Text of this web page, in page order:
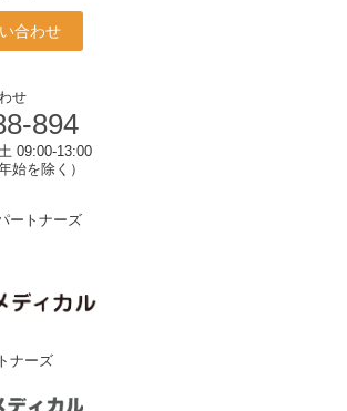
合わせ
せ
894
09:00-13:00
始を除く）
ートナーズ
ナーズ